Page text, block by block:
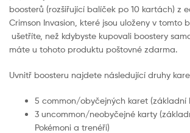
boosterů (rozšiřující balíček po 10 kartách) z
Crimson Invasion, které jsou uloženy v tomto
ušetříte, než kdybyste kupovali boostery
máte u tohoto produktu poštovné zdarma.
Uvnitř boosteru najdete následující druhy
5 common/obyčejných karet (základní
3 uncommon/neobyčejné karty
Pokémoni a trenéři)